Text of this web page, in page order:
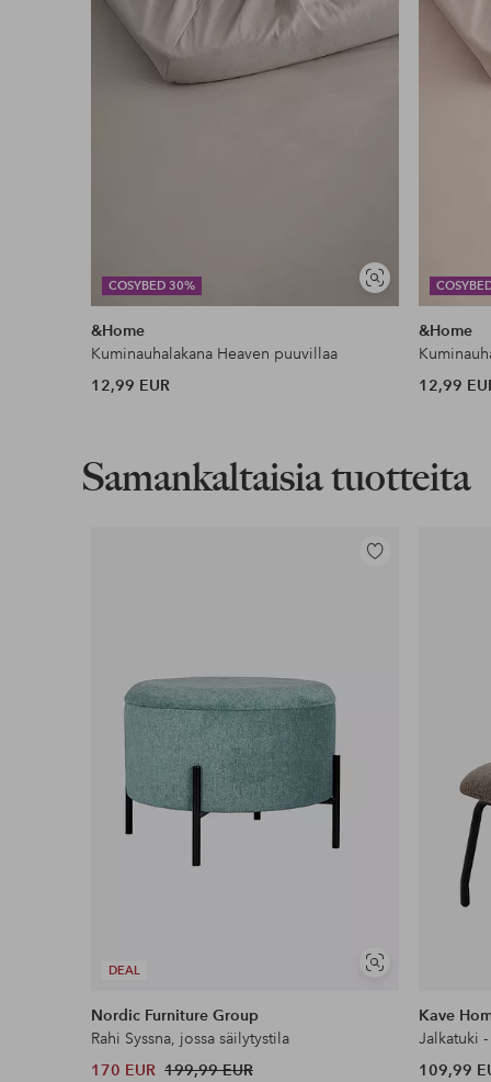
COSYBED 30%
Näytä
samankaltaisia
&Home
Kuminauhalakana Heaven puuvillaa
12,99 EUR
&Home
12,99
Samankaltaisia tuotteita
DEAL
Näytä
Lisää
Nordic Furniture Group
Rahi Syssna, jossa säilytystila
170 EUR 199,99 EUR
Kave
Jalkatuki
109,99